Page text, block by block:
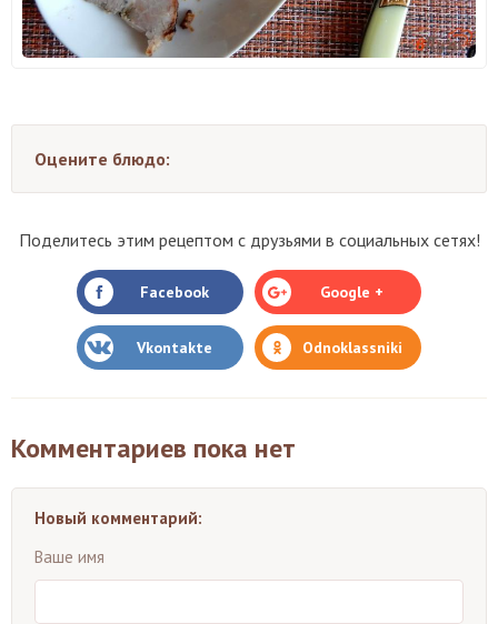
Оцените блюдо:
Поделитесь этим рецептом с друзьями в социальных сетях!
Facebook Google +
Vkontakte Odnoklassniki
Комментариев пока нет
Новый комментарий:
Ваше имя